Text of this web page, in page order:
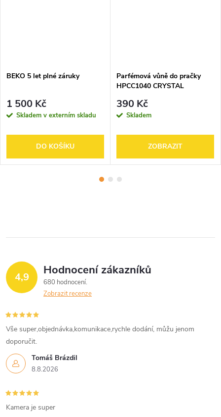
BEKO 5 let plné záruky
1 500 Kč
Skladem v externím skladu
DO KOŠÍKU
Parfémová vůně do pračky
HPCC1040 CRYSTAL
390 Kč
Skladem
ZOBRAZIT
4,9 Hodnocení zákazníků
680 hodnocení
Zobrazit recenze
Tomáš Brázdil
8.8.2026
Vše super,objednávka,komunikace,rychle dodání, můžu jenom
doporučit.
Kamera je super